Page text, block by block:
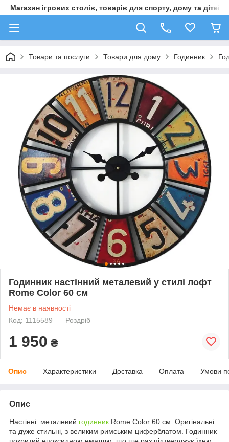
Магазин ігрових столів, товарів для спорту, дому та дітей
Товари та послуги Товари для дому Годинник
Годинник настінний металевий у стилі лофт
Rome Color 60 см
Немає в наявності
Код: 1115589
Роздріб
1 950 ₴
Опис Характеристики Доставка Оплата Умови
Опис
Настінні металевий годинник Rome Color 60 см. Оригінальні
та дуже стильні, з великим римським циферблатом. Годинник